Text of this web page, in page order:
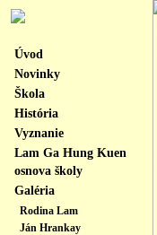
Úvod
Novinky
Škola
História
Vyznanie
Lam Ga Hung Kuen
osnova školy
Galéria
Rodina Lam
Ján Hrankay